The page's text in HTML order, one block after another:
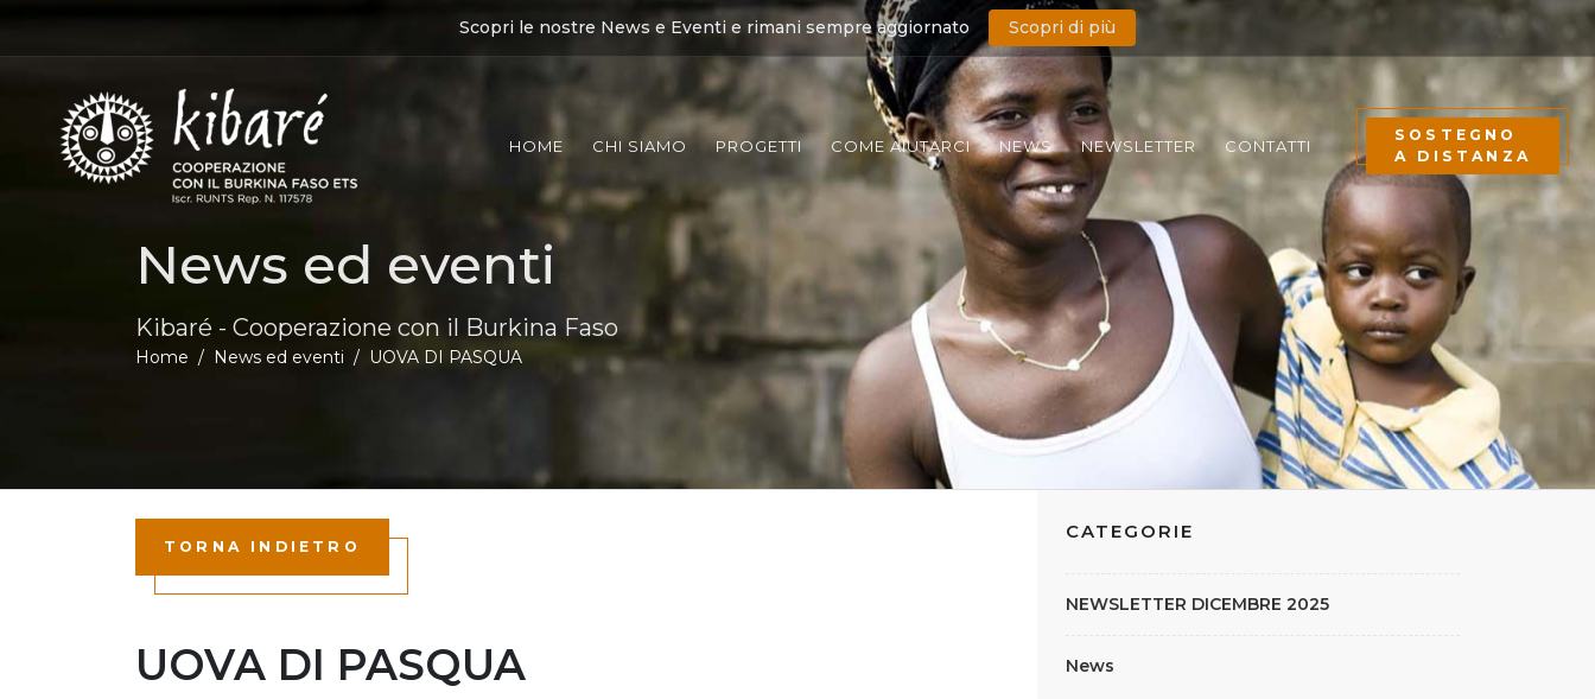
Scopri le nostre News e Eventi e rimani sempre aggiornato Scopri di più
SOSTEGNO
A DISTANZA
HOME CHI SIAMO PROGETTI COME AIUTARCI NEWS NEWSLETTER CONTATTI
News ed eventi
Kibaré - Cooperazione con il Burkina Faso
Home News ed eventi UOVA DI PASQUA
TORNA INDIETRO
UOVA DI PASQUA
CATEGORIE
NEWSLETTER DICEMBRE 2025
News